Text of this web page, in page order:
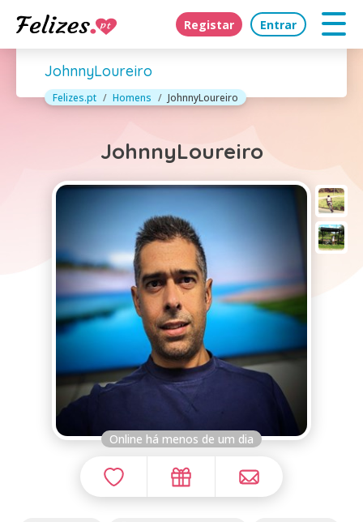
Registar Entrar
JohnnyLoureiro
Felizes.pt Homens JohnnyLoureiro
JohnnyLoureiro
Online há menos de um dia